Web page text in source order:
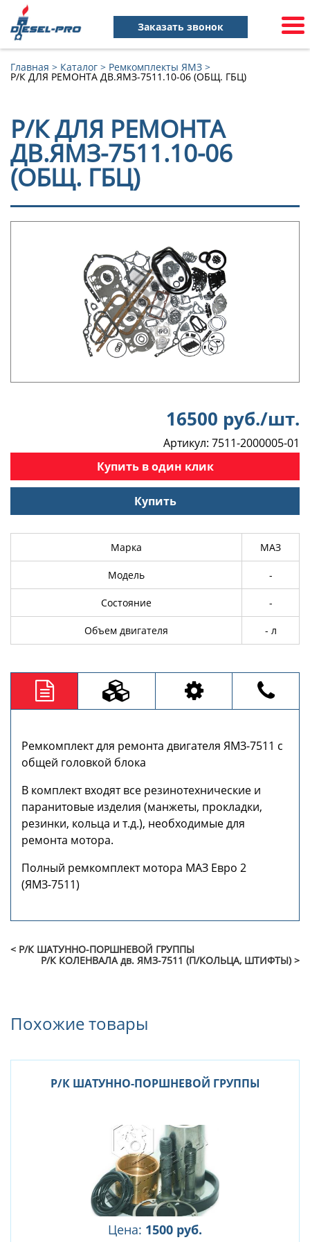
Заказать звонок
Главная > Каталог > Ремкомплекты ЯМЗ >
Р/К ДЛЯ РЕМОНТА ДВ.ЯМЗ-7511.10-06 (ОБЩ. ГБЦ)
Р/К ДЛЯ РЕМОНТА
ДВ.ЯМЗ-7511.10-06
(ОБЩ. ГБЦ)
16500 руб./шт.
Артикул: 7511-2000005-01
Купить в один клик
Купить
Марка МАЗ
Модель -
Состояние -
Объем двигателя - л
Ремкомплект для ремонта двигателя ЯМЗ-7511 с
общей головкой блока
В комплект входят все резинотехнические и
паранитовые изделия (манжеты, прокладки,
резинки, кольца и т.д.), необходимые для
ремонта мотора.
Полный ремкомплект мотора МАЗ Евро 2
(ЯМЗ-7511)
< Р/К ШАТУННО-ПОРШНЕВОЙ ГРУППЫ
Р/К КОЛЕНВАЛА дв. ЯМЗ-7511 (П/КОЛЬЦА, ШТИФТЫ) >
Похожие товары
Р/К ШАТУННО-ПОРШНЕВОЙ ГРУППЫ
Цена: 1500 руб.